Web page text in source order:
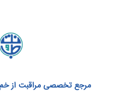
مرجع تخصصی مراقبت از